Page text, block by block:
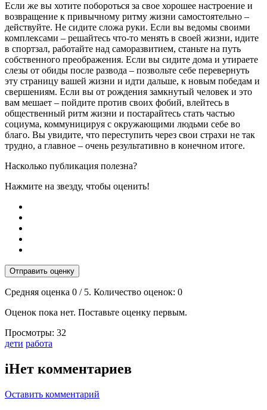
Если же вы хотите побороться за свое хорошее настроение и
возвращение к привычному ритму жизни самостоятельно –
действуйте. Не сидите сложа руки. Если вы ведомы своими
комплексами – решайтесь что-то менять в своей жизни, идите
в спортзал, работайте над саморазвитием, станьте на путь
собственного преображения. Если вы сидите дома и утираете
слезы от обиды после развода – позвольте себе перевернуть
эту страницу вашей жизни и идти дальше, к новым победам и
свершениям. Если вы от рождения замкнутый человек и это
вам мешает – пойдите против своих фобий, влейтесь в
общественный ритм жизни и постарайтесь стать частью
социума, коммуницируя с окружающими людьми себе во
благо. Вы увидите, что переступить через свои страхи не так
трудно, а главное – очень результативно в конечном итоге.
Насколько публикация полезна?
Нажмите на звезду, чтобы оценить!
Отправить оценку
Средняя оценка 0 / 5. Количество оценок: 0
Оценок пока нет. Поставьте оценку первым.
Просмотры: 32
Тэги:
дети работа
iНет комментариев
Оставить комментарий